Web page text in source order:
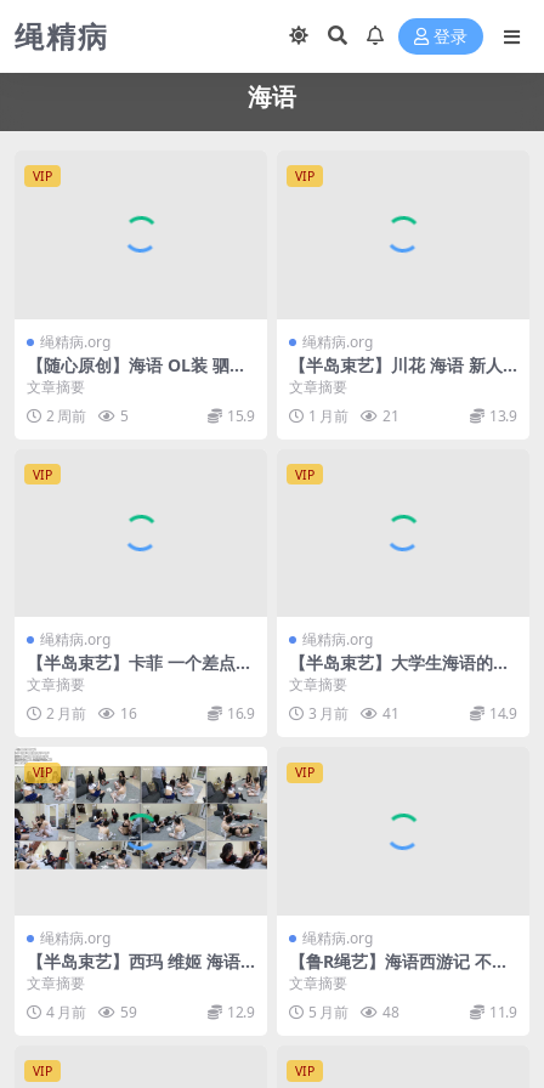
绳精病 登录
海语
VIP
绳精病.org
【随心原创】海语 OL装 驷马
脚趾固定 挠痒
文章摘要
2 周前
5 15.9
VIP
绳精病.org
【半岛束艺】川花 海语 新人
最高礼遇：被半岛两巨头伺候
文章摘要
1 月前
21 13.9
VIP
绳精病.org
【半岛束艺】卡菲 一个差点把
海语掰弯的女人
文章摘要
2 月前
16 16.9
VIP
绳精病.org
【半岛束艺】大学生海语的期
末毛概考试
文章摘要
3 月前
41 14.9
VIP
绳精病.org
【半岛束艺】西玛 维姬 海语
奎因 一场过程精彩结局惨烈的
扑克
文章摘要
4 月前
59 12.9
VIP
绳精病.org
【鲁R绳艺】海语西游记 不一
样的水果拼盘 美女水果宴 好
看又好吃
文章摘要
5 月前
48 11.9
VIP VIP